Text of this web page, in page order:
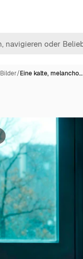
Bilder/Eine kalte, melancho…